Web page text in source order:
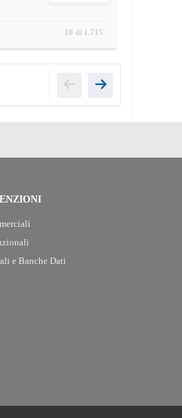
10 di 1.715
e Banche Dati